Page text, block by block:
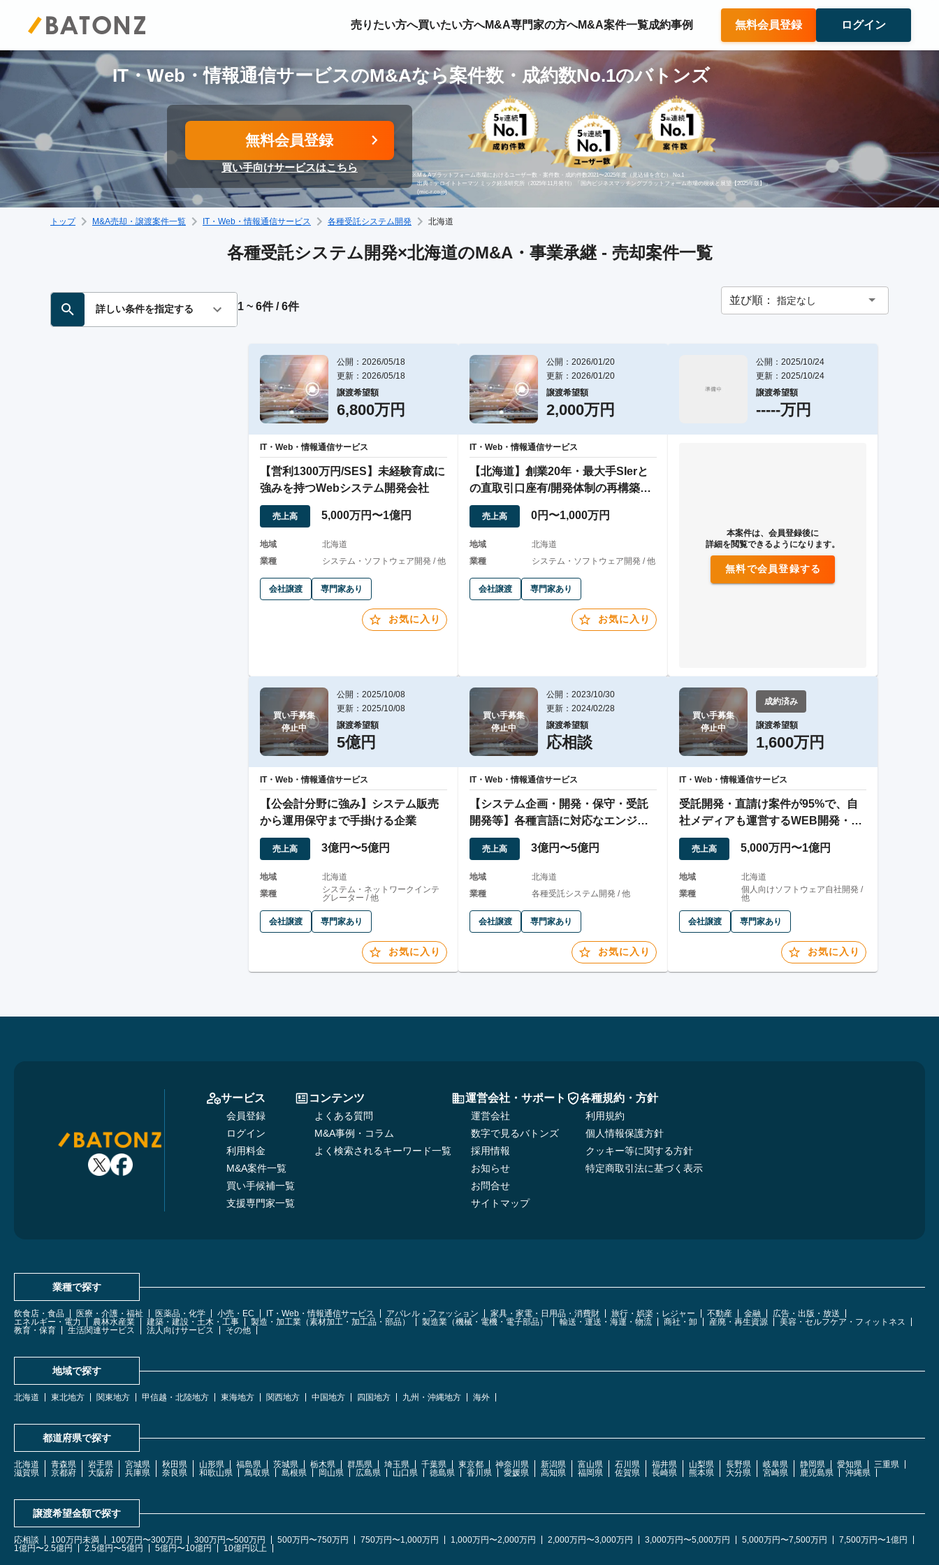
売りたい方へ買いたい方へM&A専門家の方へM&A案件一覧成約事例 無料会員登録 ログイン
IT・Web・情報通信サービスのM&Aなら案件数・成約数No.1のバトンズ
無料会員登録
買い手向けサービスはこちら
※M＆Aプラットフォーム市場におけるユーザー数・案件数・成約件数2021〜2025年度（見込値を含む） No.1
出典：デロイトトーマツ ミック経済研究所（2025年11月発刊）「国内ビジネスマッチングプラットフォーム市場の現状と展望【2025年版】」
(mic-r.co.jp)
トップ M&A売却・譲渡案件一覧 IT・Web・情報通信サービス 各種受託システム開発 北海道
各種受託システム開発×北海道のM&A・事業承継 - 売却案件一覧
詳しい条件を指定する 1 ~ 6件 / 6件
並び順： 指定なし
公開：2026/05/18
更新：2026/05/18
譲渡希望額
6,800万円
IT・Web・情報通信サービス
【営利1300万円/SES】未経験育成に
強みを持つWebシステム開発会社
売上高 5,000万円〜1億円
地域
北海道
業種
システム・ソフトウェア開発 / 他
会社譲渡 専門家あり
お気に入り
公開：2026/01/20
更新：2026/01/20
譲渡希望額
2,000万円
IT・Web・情報通信サービス
【北海道】創業20年・最大手SIerと
の直取引口座有/開発体制の再構築が
鍵
売上高 0円〜1,000万円
地域
北海道
業種
システム・ソフトウェア開発 / 他
会社譲渡 専門家あり
お気に入り
公開：2025/10/24
更新：2025/10/24
譲渡希望額
-----万円
本案件は、会員登録後に
詳細を閲覧できるようになります。
無料で会員登録する
買い手募集
停止中
公開：2025/10/08
更新：2025/10/08
譲渡希望額
5億円
IT・Web・情報通信サービス
【公会計分野に強み】システム販売
から運用保守まで手掛ける企業
売上高 3億円〜5億円
地域
北海道
業種
システム・ネットワークインテ
グレーター / 他
会社譲渡 専門家あり
お気に入り
買い手募集
停止中
公開：2023/10/30
更新：2024/02/28
譲渡希望額
応相談
IT・Web・情報通信サービス
【システム企画・開発・保守・受託
開発等】各種言語に対応なエンジニ
アを80名以上
売上高 3億円〜5億円
地域
北海道
業種
各種受託システム開発 / 他
会社譲渡 専門家あり
お気に入り
買い手募集
停止中
成約済み
譲渡希望額
1,600万円
IT・Web・情報通信サービス
受託開発・直請け案件が95%で、自
社メディアも運営するWEB開発・制
作会社の譲渡
売上高 5,000万円〜1億円
地域
北海道
業種
個人向けソフトウェア自社開発 /
他
会社譲渡 専門家あり
お気に入り
サービス
会員登録
ログイン
利用料金
M&A案件一覧
買い手候補一覧
支援専門家一覧
コンテンツ
よくある質問
M&A事例・コラム
よく検索されるキーワード一覧
運営会社・サポート
運営会社
数字で見るバトンズ
採用情報
お知らせ
お問合せ
サイトマップ
各種規約・方針
利用規約
個人情報保護方針
クッキー等に関する方針
特定商取引法に基づく表示
業種で探す
飲食店・食品 医療・介護・福祉 医薬品・化学 小売・EC IT・Web・情報通信サービス アパレル・ファッション 家具・家電・日用品・消費財 旅行・娯楽・レジャー 不動産 金融
広告・出版・放送
エネルギー・電力
農林水産業 建築・建設・土木・工事 製造・加工業（素材加工・加工品・部品） 製造業（機械・電機・電子部品） 輸送・運送・海運・物流 商社・卸 産廃・再生資源
美容・セルフケア・フィットネス
教育・保育
生活関連サービス 法人向けサービス その他
地域で探す
北海道 東北地方 関東地方 甲信越・北陸地方 東海地方 関西地方 中国地方 四国地方 九州・沖縄地方 海外
都道府県で探す
北海道 青森県 岩手県 宮城県 秋田県 山形県 福島県 茨城県 栃木県 群馬県 埼玉県 千葉県 東京都 神奈川県 新潟県 富山県 石川県 福井県 山梨県 長野県 岐阜県 静岡県 愛知県
三重県
滋賀県
京都府 大阪府 兵庫県 奈良県 和歌山県 鳥取県 島根県 岡山県 広島県 山口県 徳島県 香川県 愛媛県 高知県 福岡県 佐賀県 長崎県 熊本県 大分県 宮崎県 鹿児島県 沖縄県
譲渡希望金額で探す
応相談 100万円未満 100万円〜300万円 300万円〜500万円 500万円〜750万円 750万円〜1,000万円 1,000万円〜2,000万円 2,000万円〜3,000万円 3,000万円〜5,000万円 5,000万円〜7,500万円
7,500万円〜1億円
1億円〜2.5億円
2.5億円〜5億円 5億円〜10億円 10億円以上